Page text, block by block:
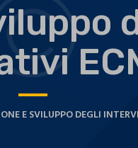
E SVILUPPO DEGLI